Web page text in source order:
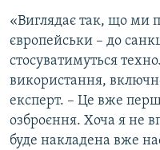
«Виглядає так, що ми
європейськи – до
стосуватимуться
використання,
експерт. – Це вже
озброєння. Хоча я не
буде накладена вже